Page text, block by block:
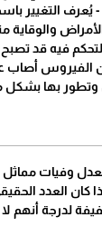
التغيير
فيه قد
أصاب
وتطور بها
كان العدد
أنهم لا